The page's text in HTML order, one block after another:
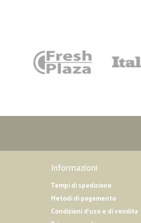
Informazioni
Tempi di spedizione
Metodi di pagamento
Condizioni d'uso e di vendita